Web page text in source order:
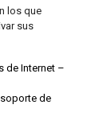
los que
sus
de Internet –
de